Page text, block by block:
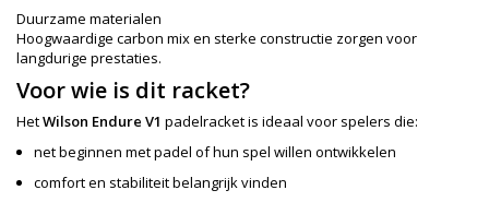
Duurzame materialen
Hoogwaardige carbon mix en sterke constructie zorgen voor
langdurige prestaties.
Voor wie is dit racket?
HetWilson Endure V1 padelracket is ideaal voor spelers die:
net beginnen met padel of hun spel willen ontwikkelen
comfort en stabiliteit belangrijk vinden